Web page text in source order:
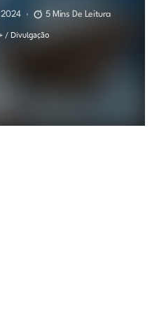
5 Mins De Leitura
/ Divulgação